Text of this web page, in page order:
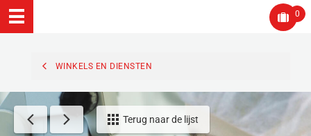
0
WINKELS EN DIENSTEN
Terug naar de lijst